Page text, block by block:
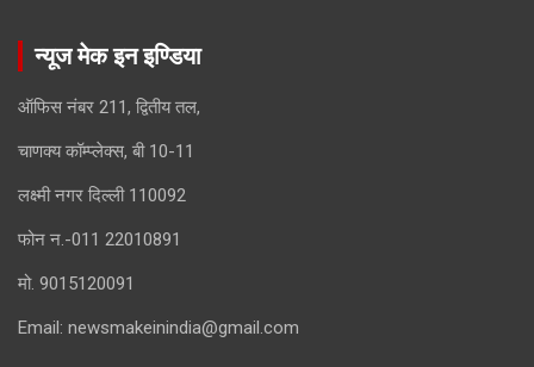
न्यूज मेक इन इण्डिया
ऑफिस नंबर 211, द्वितीय तल,
चाणक्य कॉम्प्लेक्स, बी 10-11
लक्ष्मी नगर दिल्ली 110092
फोन न.-011 22010891
मो. 9015120091
Email: newsmakeinindia@gmail.com